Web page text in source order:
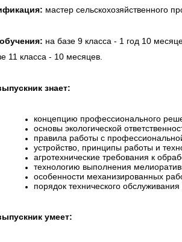
мастер сельскохозяйственного
на базе 9 класса - 1 год 10
11 класса - 10 месяцев.
знает:
концепцию профессионального
основы экологической
правила работы с
устройство, принципы работы и
агротехнические требования к
технологию выполнения
особенности механизированных
порядок технического
умеет: